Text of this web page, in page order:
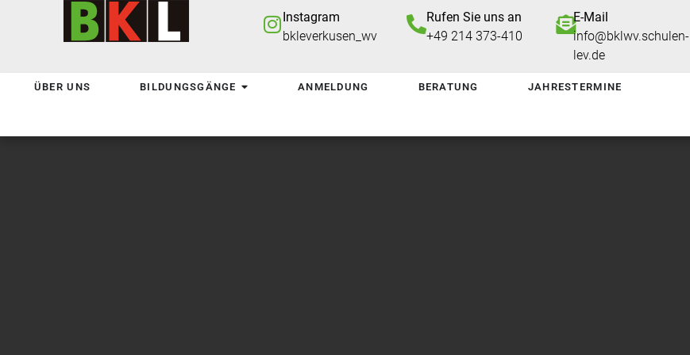
Instagram
bkleverkusen_wv
Rufen Sie uns an
+49 214 373-410
E-Mail
info@bklwv.schulen-
lev.de
ÜBER UNS BILDUNGSGÄNGE ANMELDUNG BERATUNG JAHRESTERMINE